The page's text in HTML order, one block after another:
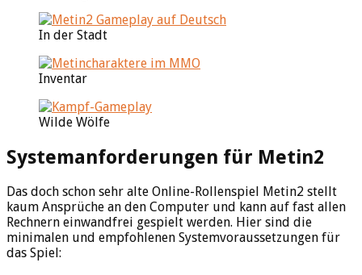
In der Stadt
Inventar
Wilde Wölfe
Systemanforderungen für Metin2
Das doch schon sehr alte Online-Rollenspiel Metin2 stellt
kaum Ansprüche an den Computer und kann auf fast allen
Rechnern einwandfrei gespielt werden. Hier sind die
minimalen und empfohlenen Systemvoraussetzungen für
das Spiel: